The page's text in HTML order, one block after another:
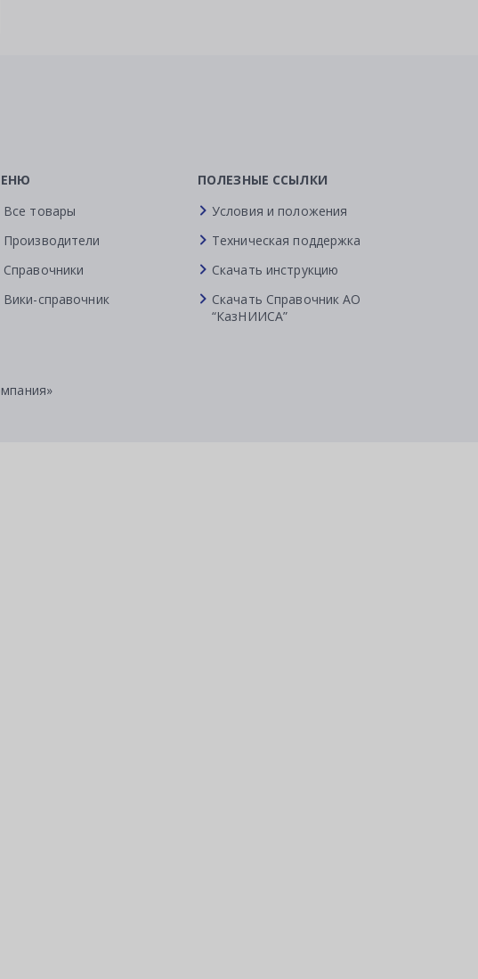
Все товары
Производители
Справочники
Вики-справочник
ПОЛЕЗНЫЕ ССЫЛКИ
Условия и положения
Техническая поддержка
Скачать инструкцию
Скачать Справочник АО
“КазНИИСА”